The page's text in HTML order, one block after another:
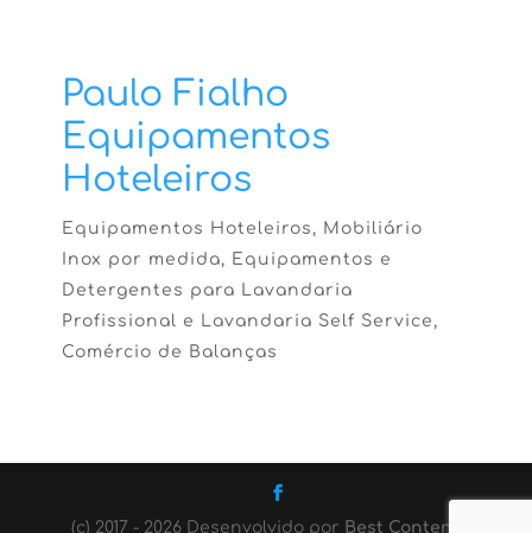
Paulo Fialho
Equipamentos
Hoteleiros
Equipamentos Hoteleiros, Mobiliário
Inox por medida, Equipamentos e
Detergentes para Lavandaria
Profissional e Lavandaria Self Service,
Comércio de Balanças
(c) 2017 - 2026 Desenvolvido por Best Content